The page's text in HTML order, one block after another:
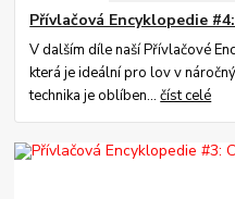
Přívlačová Encyklopedie
V dalším díle naší Přívlačové
která je ideální pro lov v
technika je oblíben...číst celé